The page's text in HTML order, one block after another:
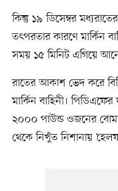
কিন্তু ১৯ ডিসেম্বর
তৎপরতার কারণে মার্কিন
সময় ১৫ মিনিট এগিয়ে
রাতের আকাশ ভেদ করে
মার্কিন বাহিনী।
২০০০ পাউন্ড ওজনের বোমা
থেকে নিখুঁত নিশানায়